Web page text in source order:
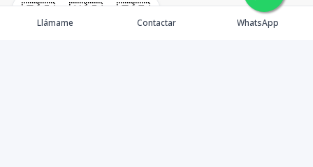
🇪🇸 🇺🇸 🇫🇷
Llámame Contactar WhatsApp